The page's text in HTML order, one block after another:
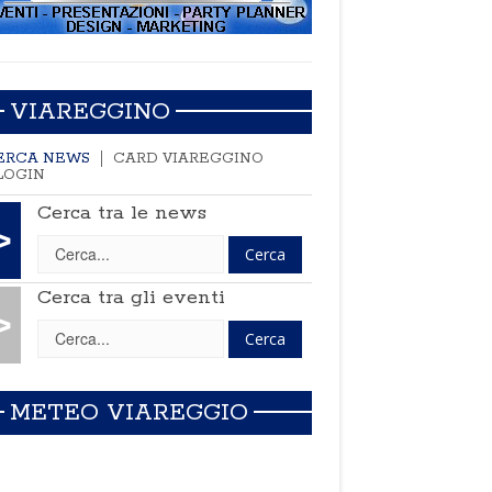
VIAREGGINO
NEWS
CARD VIAREGGINO
Cerca tra le news
Cerca tra gli eventi
METEO VIAREGGIO